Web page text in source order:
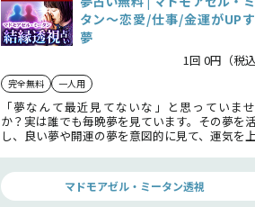
タン〜恋愛/仕事/金運がUP
夢
1回 0円（税込
完全無料 一人用
「夢なんて最近見てないな」と思っていま
か？実は誰でも毎晩夢を見ています。その夢を
し、良い夢や開運の夢を意図的に見て、運気を
マドモアゼル・ミータン透視